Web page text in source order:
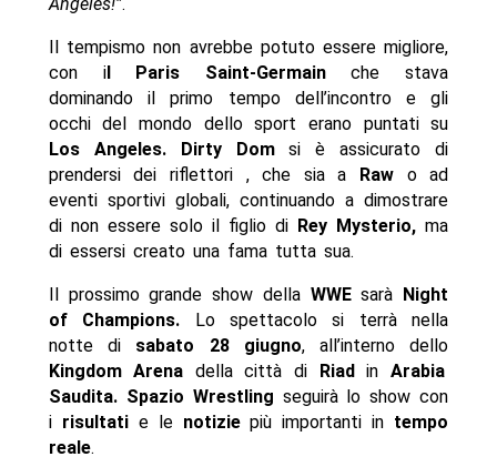
Angeles!”.
Il tempismo non avrebbe potuto essere migliore,
con il Paris Saint-Germainche stava
dominando il primo tempo dell’incontro e gli
occhi del mondo dello sport erano puntati su
Los Angeles.
Dirty Domsi è assicurato di
prendersi dei riflettori , che sia a
Rawo ad
eventi sportivi globali, continuando a dimostrare
di non essere solo il figlio di Rey Mysterio, ma
di essersi creato una fama tutta sua.
Il prossimo grande show della WWEsarà
Night
of Champions. Lo spettacolo si terrà nella
notte di sabato 28 giugno, all’interno dello
Kingdom Arena della città di Riad in Arabia
Saudita. Spazio Wrestling seguirà lo show con
i risultatie le notiziepiù importanti in tempo
reale.